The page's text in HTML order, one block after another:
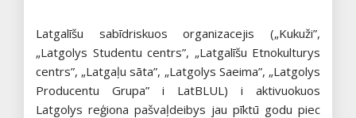
Latgalīšu sabīdriskuos organizacejis („Kukuži”,
„Latgolys Studentu centrs”, „Latgalīšu Etnokulturys
centrs”, „Latgaļu sāta”, „Latgolys Saeima”, „Latgolys
Producentu Grupa” i LatBLUL) i aktivuokuos
Latgolys reģiona pašvaļdeibys jau pīktū godu piec